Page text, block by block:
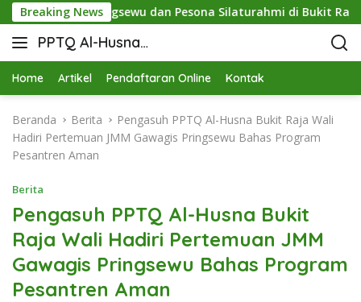
Breaking News
STIT Pringsewu dan Pesona Silaturahmi di Bukit Raja
PPTQ Al-Husna
Bukit Raja Wali
Home Artikel Pendaftaran Online Kontak
Beranda Berita
Pengasuh PPTQ Al-Husna Bukit Raja Wali
Hadiri Pertemuan JMM Gawagis Pringsewu Bahas Program
Pesantren Aman
Berita
Pengasuh PPTQ Al-Husna Bukit
Raja Wali Hadiri Pertemuan JMM
Gawagis Pringsewu Bahas Program
Pesantren Aman